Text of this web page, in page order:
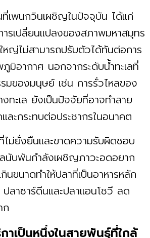
เพนกวินเผชิญในปัจจุบัน ได้แก่
ารเปลี่ยนแปลงของสภาพมหาสมุทร
ญ่ไม่สามารถปรับตัวได้ทันต่อการ
มิอากาศ นอกจากระดับน้ำทะเลที่
มของมนุษย์ เช่น การรั่วไหลของ
ทะเล ยังเป็นปัจจัยที่อาจทำลาย
ะกระทบต่อประชากรในอนาคต
ไม่ยั่งยืนและขาดความรับผิดชอบ
นับพันกำลังเผชิญภาวะอดอยาก
นขนาดทำให้ปลาที่เป็นอาหารหลัก
ลาซาร์ดีนและปลาแอนโชวี ลด
ก
าเป็นหนึ่งในสายพันธุ์ที่ใกล้